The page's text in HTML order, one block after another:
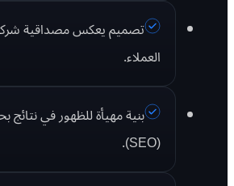
تصميم يعكس مصداقية
العملاء.
بنية مهيأة للظهور في
(SEO).